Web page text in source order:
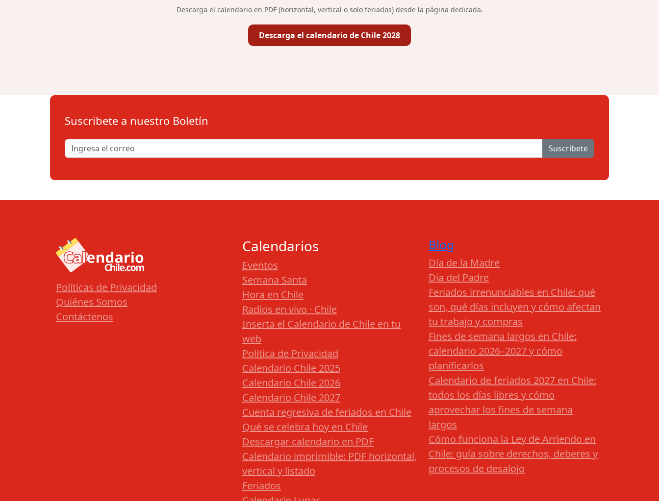
Descarga el calendario en PDF (horizontal, vertical o solo feriados) desde la página dedicada.
Descarga el calendario de Chile 2028
Suscribete a nuestro Boletín
Suscribete
Políticas de Privacidad
Quiénes Somos
Contáctenos
Calendarios
Eventos
Semana Santa
Hora en Chile
Radios en vivo · Chile
Inserta el Calendario de Chile en tu
web
Política de Privacidad
Calendario Chile 2025
Calendario Chile 2026
Calendario Chile 2027
Cuenta regresiva de feriados en Chile
Qué se celebra hoy en Chile
Descargar calendario en PDF
Calendario imprimible: PDF horizontal,
vertical y listado
Feriados
Blog
Día de la Madre
Día del Padre
Feriados irrenunciables en Chile: qué
son, qué días incluyen y cómo afectan
tu trabajo y compras
Fines de semana largos en Chile:
calendario 2026–2027 y cómo
planificarlos
Calendario de feriados 2027 en Chile:
todos los días libres y cómo
aprovechar los fines de semana
largos
Cómo funciona la Ley de Arriendo en
Chile: guía sobre derechos, deberes y
procesos de desalojo